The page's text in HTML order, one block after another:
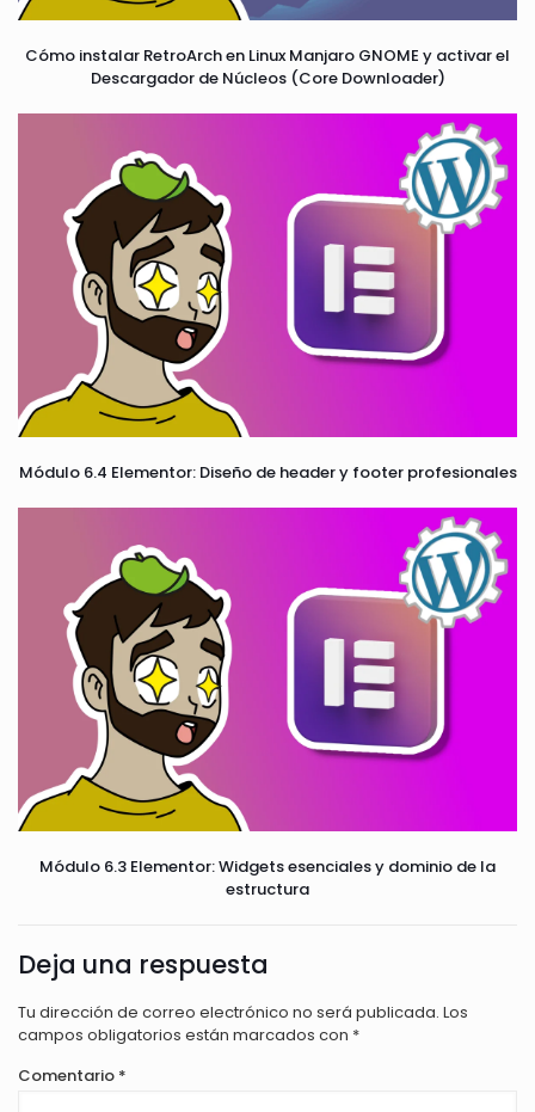
Cómo instalar RetroArch en Linux Manjaro GNOME y activar el
Descargador de Núcleos (Core Downloader)
Módulo 6.4 Elementor: Diseño de header y footer profesionales
Módulo 6.3 Elementor: Widgets esenciales y dominio de la
estructura
Deja una respuesta
Tu dirección de correo electrónico no será publicada. Los
campos obligatorios están marcados con *
Comentario *